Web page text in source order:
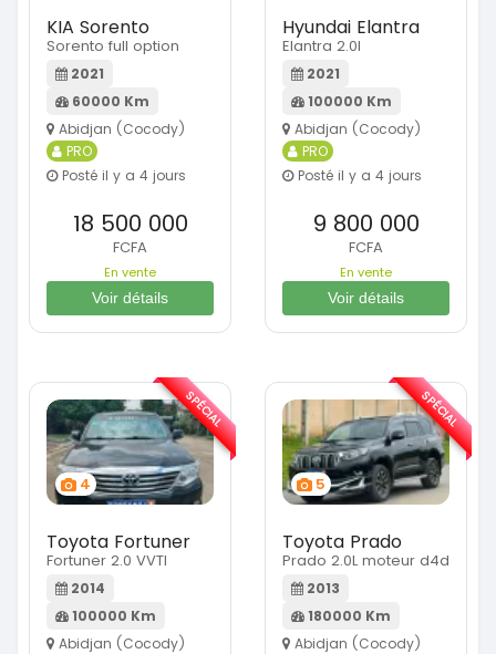
KIA Sorento
Sorento full option
2021
60000 Km
Abidjan (Cocody)
PRO
Posté il y a 4 jours
18 500 000
FCFA
En vente
Voir détails
Hyundai Elantra
Elantra 2.0l
2021
100000 Km
Abidjan (Cocody)
PRO
Posté il y a 4 jours
9 800 000
FCFA
En vente
Voir détails
4
Toyota Fortuner
Fortuner 2.0 VVTI
2014
100000 Km
Abidjan (Cocody)
SPÉCIAL
5
Toyota Prado
Prado 2.0L moteur d4d
2013
180000 Km
Abidjan (Cocody)
SPÉCIAL